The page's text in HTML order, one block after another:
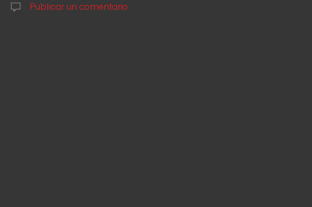
Publicar un comentario